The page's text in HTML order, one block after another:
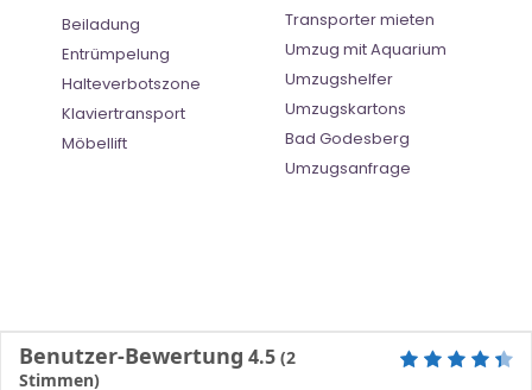
Beiladung
Entrümpelung
Halteverbotszone
Klaviertransport
Möbellift
Transporter mieten
Umzug mit Aquarium
Umzugshelfer
Umzugskartons
Bad Godesberg
Umzugsanfrage
Benutzer-Bewertung 4.5 (2
Stimmen)